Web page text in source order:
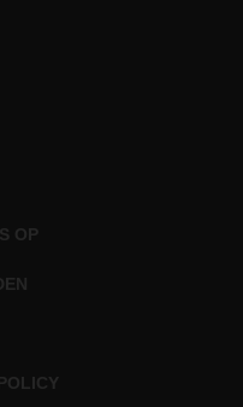
leider wil jij
OP